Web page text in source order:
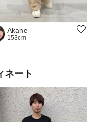
Akane
153cm
ネート